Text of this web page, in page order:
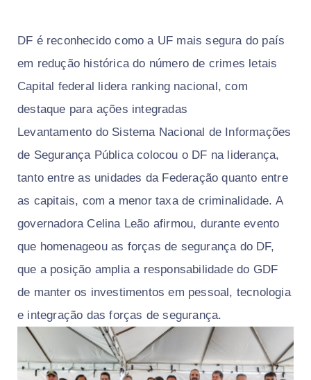
DF é reconhecido como a UF mais segura do país
em redução histórica do número de crimes letais
Capital federal lidera ranking nacional, com
destaque para ações integradas
Levantamento do Sistema Nacional de Informações
de Segurança Pública colocou o DF na liderança,
tanto entre as unidades da Federação quanto entre
as capitais, com a menor taxa de criminalidade. A
governadora Celina Leão afirmou, durante evento
que homenageou as forças de segurança do DF,
que a posição amplia a responsabilidade do GDF
de manter os investimentos em pessoal, tecnologia
e integração das forças de segurança.